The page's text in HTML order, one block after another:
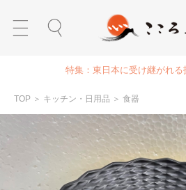
特集：東日本に受け継がれる
TOP ＞ キッチン・日用品 ＞ 食器